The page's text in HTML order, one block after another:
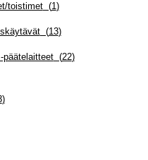
toistimet(1)
(13)
päätelaitteet(22)
)